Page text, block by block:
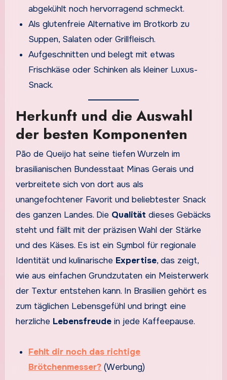
abgekühlt noch hervorragend schmeckt.
Als glutenfreie Alternative im Brotkorb zu
Suppen, Salaten oder Grillfleisch.
Aufgeschnitten und belegt mit etwas
Frischkäse oder Schinken als kleiner Luxus-
Snack.
Herkunft und die Auswahl
der besten Komponenten
Pão de Queijo hat seine tiefen Wurzeln im
brasilianischen Bundesstaat Minas Gerais und
verbreitete sich von dort aus als
unangefochtener Favorit und beliebtester Snack
des ganzen Landes. Die Qualität dieses Gebäcks
steht und fällt mit der präzisen Wahl der Stärke
und des Käses. Es ist ein Symbol für regionale
Identität und kulinarische Expertise, das zeigt,
wie aus einfachen Grundzutaten ein Meisterwerk
der Textur entstehen kann. In Brasilien gehört es
zum täglichen Lebensgefühl und bringt eine
herzliche Lebensfreudein jede Kaffeepause.
Fehlt dir noch das richtige
Brötchenmesser? (Werbung)